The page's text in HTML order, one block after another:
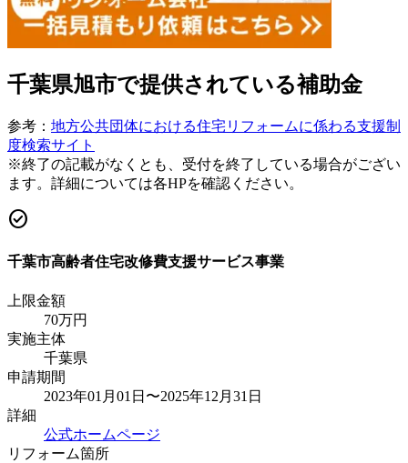
千葉県旭市で提供されている補助金
参考： 地方公共団体における住宅リフォームに係わる支援制
度検索サイト
※終了の記載がなくとも、受付を終了している場合がござい
ます。詳細については各HPを確認ください。
check_circle
千葉市高齢者住宅改修費支援サービス事業
上限金額
70万円
実施主体
千葉県
申請期間
2023年01月01日〜2025年12月31日
詳細
公式ホームページ
リフォーム箇所